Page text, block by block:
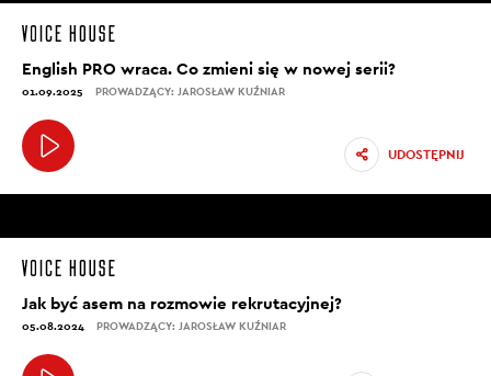
English PRO wraca. Co zmieni się w nowej serii?
01.09.2025 PROWADZĄCY: JAROSŁAW KUŹNIAR
UDOSTĘPNIJ
Jak być asem na rozmowie rekrutacyjnej?
05.08.2024 PROWADZĄCY: JAROSŁAW KUŹNIAR